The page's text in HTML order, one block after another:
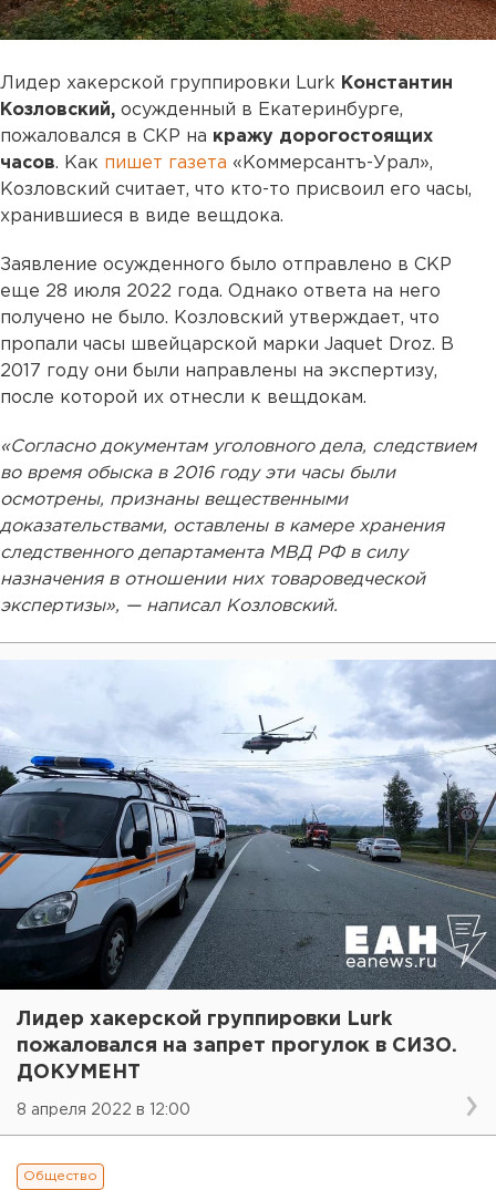
Лидер хакерской группировки Lurk Константин
Козловский, осужденный в Екатеринбурге,
пожаловался в СКР на кражу дорогостоящих
часов. Как пишет газета «Коммерсантъ-Урал»,
Козловский считает, что кто-то присвоил его часы,
хранившиеся в виде вещдока.
Заявление осужденного было отправлено в СКР
еще 28 июля 2022 года. Однако ответа на него
получено не было. Козловский утверждает, что
пропали часы швейцарской марки Jaquet Droz. В
2017 году они были направлены на экспертизу,
после которой их отнесли к вещдокам.
«Согласно документам уголовного дела, следствием
во время обыска в 2016 году эти часы были
осмотрены, признаны вещественными
доказательствами, оставлены в камере хранения
следственного департамента МВД РФ в силу
назначения в отношении них товароведческой
экспертизы», — написал Козловский.
Лидер хакерской группировки Lurk
пожаловался на запрет прогулок в СИЗО.
ДОКУМЕНТ
8 апреля 2022 в 12:00
Общество